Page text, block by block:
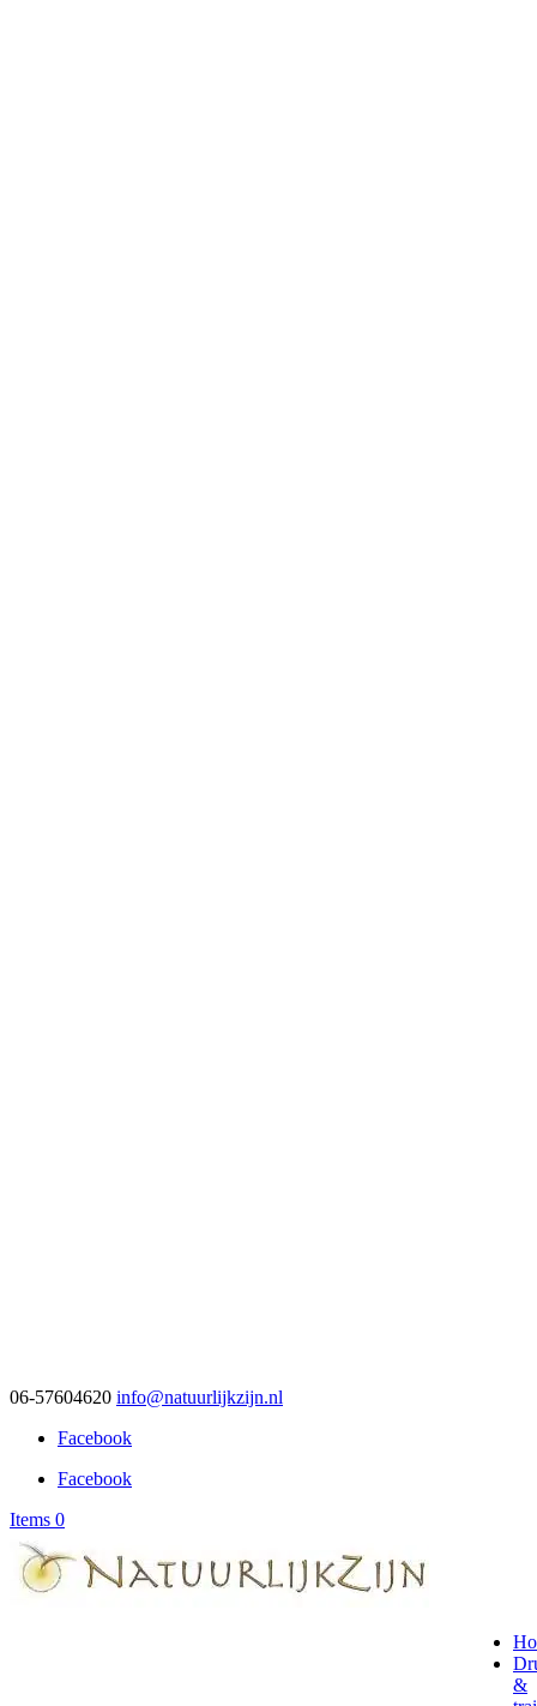
06-57604620 info@natuurlijkzijn.nl
Facebook
Facebook
Items 0
&